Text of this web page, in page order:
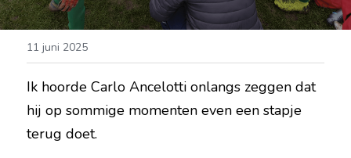
11 juni 2025
Ik hoorde Carlo Ancelotti onlangs zeggen dat
hij op sommige momenten even een stapje
terug doet.